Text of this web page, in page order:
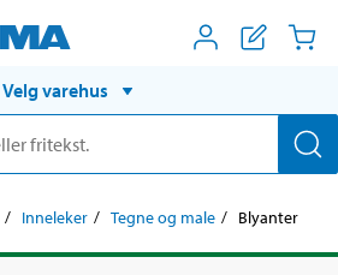
Velg varehus
Inneleker Tegne og male Blyanter